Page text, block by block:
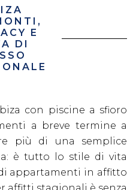
E
DI
con piscine a sfioro
a breve termine a
più di una semplice
è tutto lo stile di vita
appartamenti in affitto